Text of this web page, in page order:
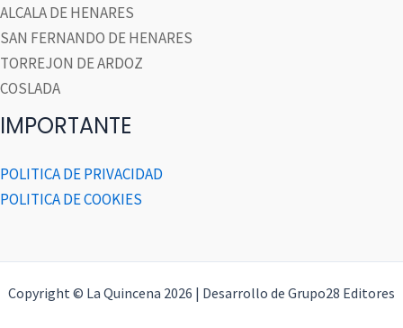
ALCALA DE HENARES
SAN FERNANDO DE HENARES
TORREJON DE ARDOZ
COSLADA
IMPORTANTE
POLITICA DE PRIVACIDAD
POLITICA DE COOKIES
Copyright © La Quincena 2026 | Desarrollo de Grupo28 Editores